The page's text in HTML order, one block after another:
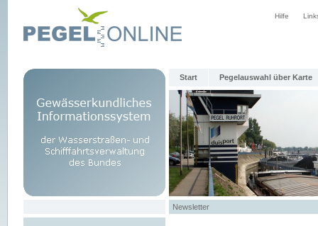
Hilfe
Start Pegelauswahl über Karte
Newsletter